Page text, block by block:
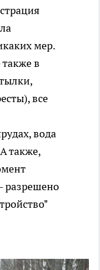
мер.
в
все
вода
также,
разрешено